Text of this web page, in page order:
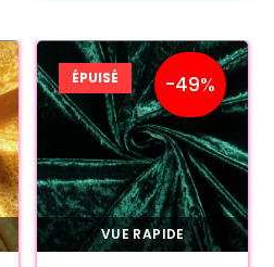
-49%
ÉPUISÉ
VUE RAPIDE